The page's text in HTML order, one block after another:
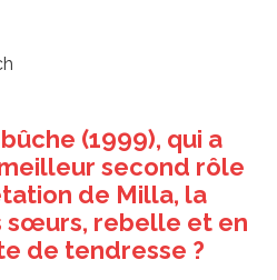
(1999), qui a
second rôle
de Milla, la
rebelle et en
de tendresse ?